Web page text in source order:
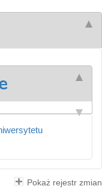
Pokaż rejestr zmian